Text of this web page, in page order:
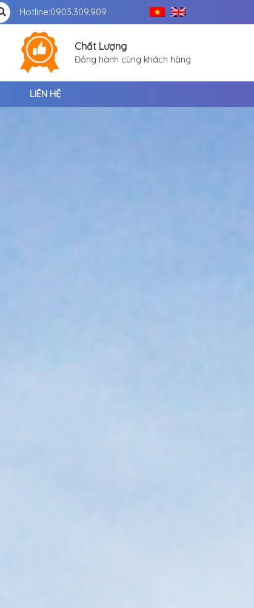
Hotline:0903.309.909
Chất Lượng
Đồng hành cùng khách hàng
LIÊN HỆ